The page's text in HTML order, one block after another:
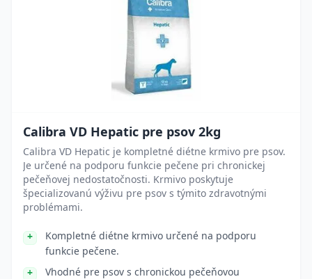
Calibra VD Hepatic pre psov 2kg
Calibra VD Hepatic je kompletné diétne krmivo pre psov.
Je určené na podporu funkcie pečene pri chronickej
pečeňovej nedostatočnosti. Krmivo poskytuje
špecializovanú výživu pre psov s týmito zdravotnými
problémami.
Kompletné diétne krmivo určené na podporu
funkcie pečene.
Vhodné pre psov s chronickou pečeňovou